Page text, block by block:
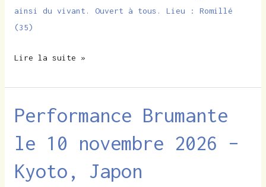
ainsi du vivant. Ouvert à tous. Lieu : Romillé
(35)
Lire la suite »
Performance Brumante
le 10 novembre 2026 –
Kyoto, Japon
Performance
novembre